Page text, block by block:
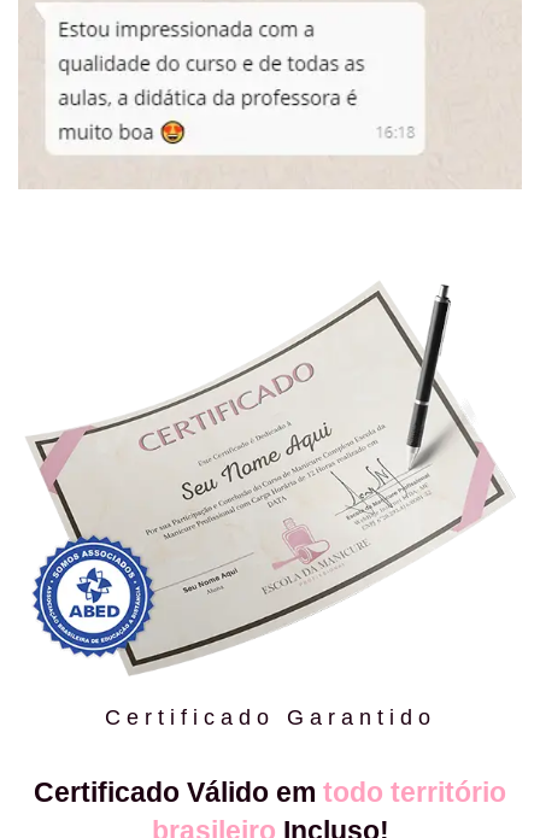
Certificado Garantido
Certificado Válido em todo território
brasileiro Incluso!